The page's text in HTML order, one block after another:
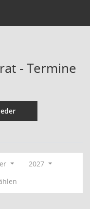
- Termine
2027